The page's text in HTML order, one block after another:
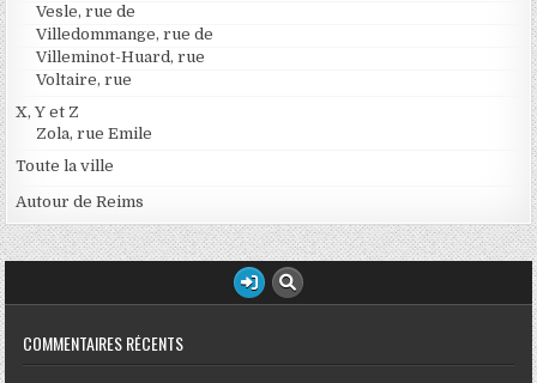
Vesle, rue de
Villedommange, rue de
Villeminot-Huard, rue
Voltaire, rue
X, Y et Z
Zola, rue Emile
Toute la ville
Autour de Reims
COMMENTAIRES RÉCENTS